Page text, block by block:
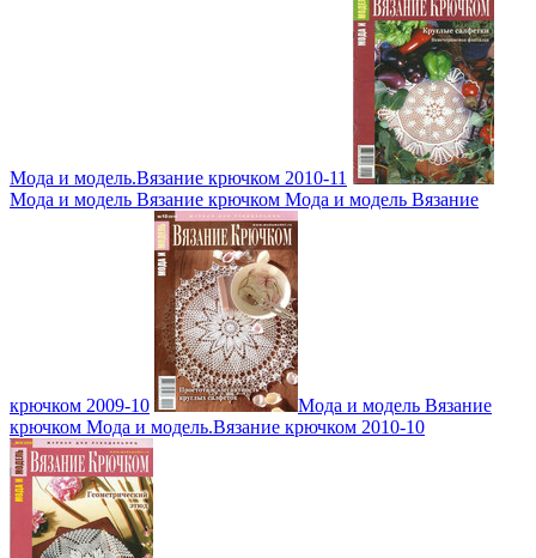
Мода и модель.Вязание крючком 2010-11
Мода и модель Вязание крючком Мода и модель Вязание
крючком 2009-10
Мода и модель Вязание
крючком Мода и модель.Вязание крючком 2010-10